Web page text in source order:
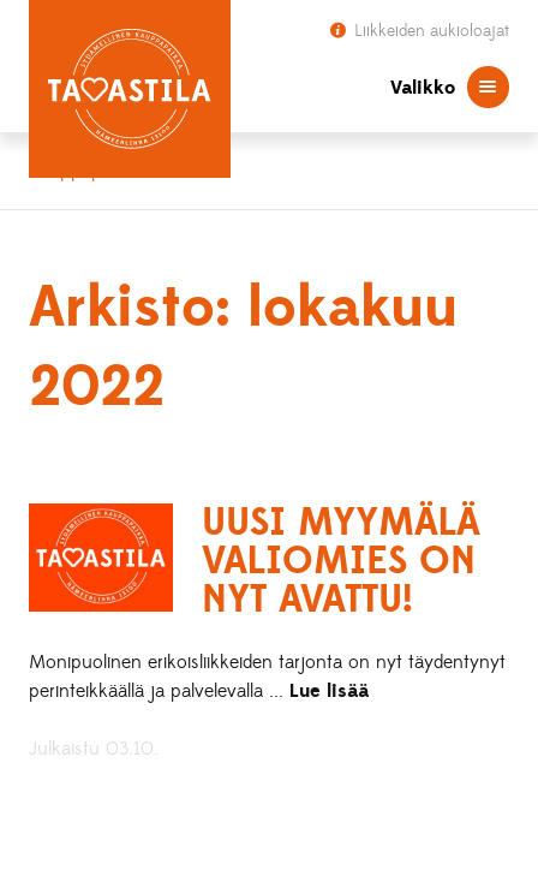
Liikkeiden aukioloajat
Valikko
Arkisto: lokakuu
2022
UUSI MYYMÄLÄ
VALIOMIES ON
NYT AVATTU!
Monipuolinen erikoisliikkeiden tarjonta on nyt täydentynyt
perinteikkäällä ja palvelevalla ... Lue lisää
Julkaistu 03.10.